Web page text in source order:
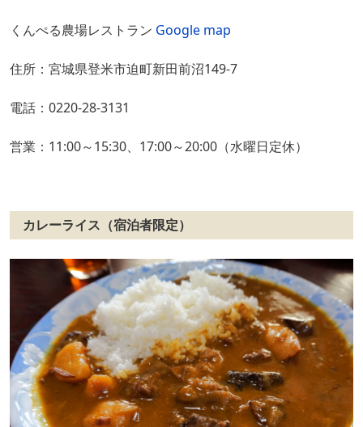
くんぺる農場レストラン Google map
住所：宮城県登米市迫町新田前沼149-7
電話：0220-28-3131
営業：11:00～15:30、17:00～20:00（水曜日定休）
カレーライス（宿泊者限定）